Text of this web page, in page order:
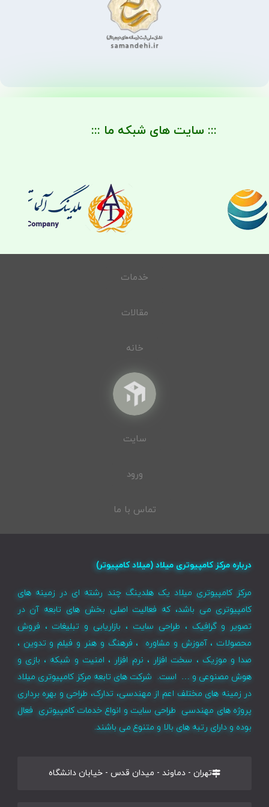
::: سایت های شبکه ما :::
خدمات
مقالات
خانه
سایت
ورود
تماس با ما
درباره مرکز کامپیوتری میلاد (میلاد کامپیوتر)
مرکز کامپیوتری میلاد یک هلدینگ چند رشته ای در زمینه های
کامپیوتری می باشد، که فعالیت اصلی بخش های تابعه آن در
تصویر و گرافیک ، طراحی سایت ، بازاریابی و تبلیغات ، فروش
محصولات ، آموزش و مشاوره ، فرهنگ و هنر و فیلم و تدوین ،
صدا و موزیک ، سخت افزار ، نرم افزار ، امنیت و شبکه ، بازی و
هوش مصنوعی و … است. شرکت های تابعه مرکز کامپیوتری میلاد
در زمینه های مختلف اعم از مهندسی، تدارک، طراحی و بهره برداری
پروژه های مهندسی طراحی سایت و انواع خدمات کامپیوتری فعال
بوده و دارای رتبه های بالا و متنوع می باشند.
تهران - دماوند - میدان قدس - خیابان دانشگاه